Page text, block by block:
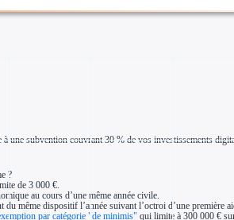
entreprise
une subvention couvrant 30 % de vos investissements
?
de 3 000 €.
au cours d’une même année civile.
même dispositif l’année suivant l’octroi d’une première
par catégorie "de minimis" qui limite à 300 000 €